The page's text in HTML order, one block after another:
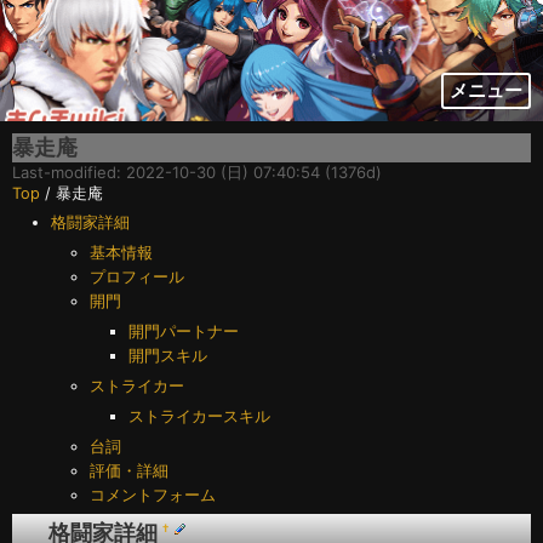
メニュー
暴走庵
Last-modified: 2022-10-30 (日) 07:40:54 (1376d)
Top / 暴走庵
格闘家詳細
基本情報
プロフィール
開門
開門パートナー
開門スキル
ストライカー
ストライカースキル
台詞
評価・詳細
コメントフォーム
格闘家詳細†